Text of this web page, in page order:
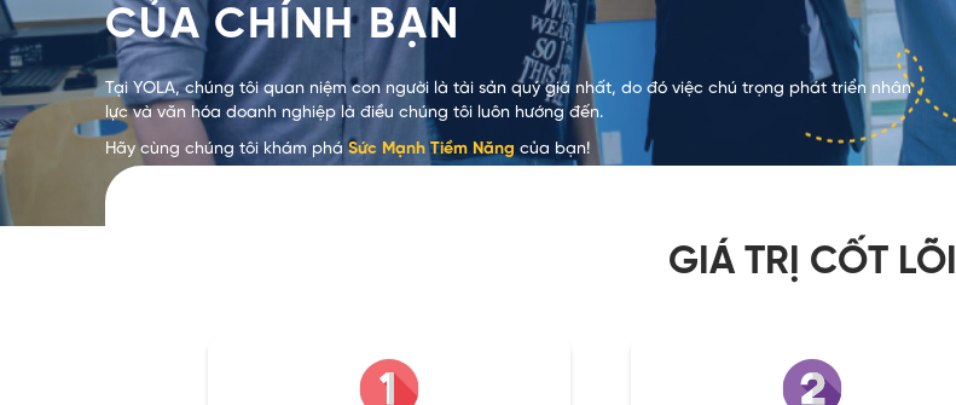
CỦA CHÍNH BẠN
Tại YOLA, chúng tôi quan niệm con người là tài sản quý giá nhất, do đó việc chú trọng phát triển nhân
lực và văn hóa doanh nghiệp là điều chúng tôi luôn hướng đến.
Hãy cùng chúng tôi khám phá Sức Mạnh Tiềm Năng của bạn!
GIÁ TRỊ CỐT LÕI